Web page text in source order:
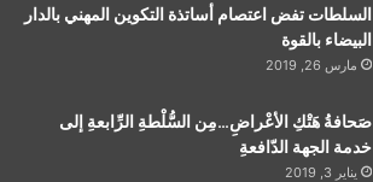
السلطات تفض اعتصام أساتذة التكوين المهني بالدار
البيضاء بالقوة
مارس 26, 2019
صَحافةُ هَتْكِ الأعْراضِ…مِن السُّلْطةِ الرِّابعةِ إلى
خدمة الجهة الدّافعةِ
يناير 3, 2019